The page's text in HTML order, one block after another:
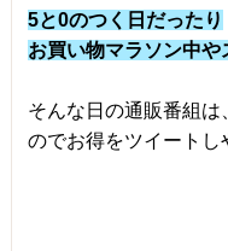
5と0のつく日だったり
お買い物マラソン中や
そんな日の通販番組
のでお得をツイートし